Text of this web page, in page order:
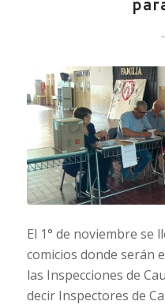
El 1° de noviembre se
comicios donde serán
las Inspecciones de
decir Inspectores de